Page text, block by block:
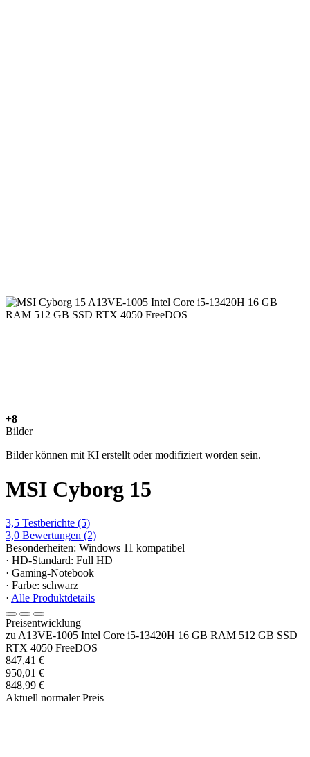
+8
Bilder
Bilder können mit KI erstellt oder modifiziert worden sein.
MSI Cyborg 15
3,5 Testberichte (5)
3,0 Bewertungen (2)
Besonderheiten: Windows 11 kompatibel
· HD-Standard: Full HD
· Gaming-Notebook
· Farbe: schwarz
· Alle Produktdetails
Preisentwicklung
zu A13VE-1005 Intel Core i5-13420H 16 GB RAM 512 GB SSD
RTX 4050 FreeDOS
847,41 €
950,01 €
848,99 €
Aktuell normaler Preis